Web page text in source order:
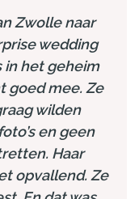
Zwolle naar
wedding
in het geheim
goed mee. Ze
wilden
en geen
Haar
opvallend. Ze